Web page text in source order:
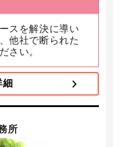
スを解決に導い
他社で断られた
さい。
細
所